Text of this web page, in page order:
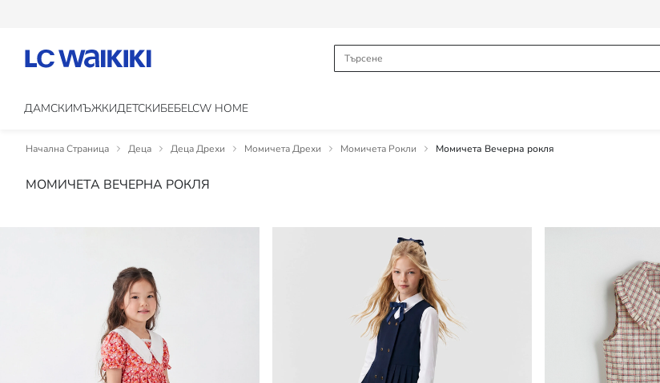
ДАМСКИМЪЖКИДЕТСКИБЕБЕLCW HOME
Начална Страница Деца Деца Дрехи Момичета Дрехи Момичета Рокли Момичета Вечерна рокля
МОМИЧЕТА ВЕЧЕРНА РОКЛЯ